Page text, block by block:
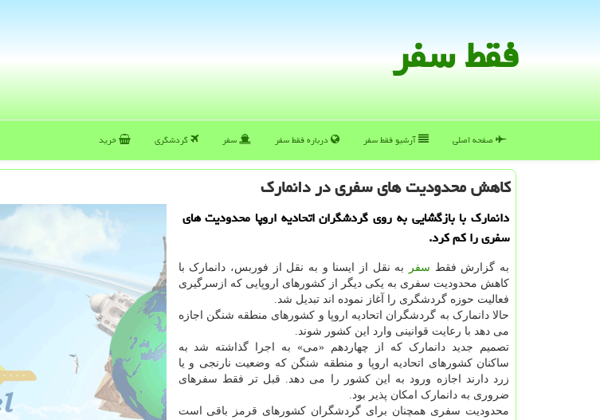
فقط سفر
صفحه اصلی آرشیو فقط سفر درباره فقط سفر سفر گردشگری خرید
كاهش محدودیت های سفری در دانمارك
دانمارک با بازگشایی به روی گردشگران اتحادیه اروپا محدودیت های
سفری را کم کرد.
به گزارش فقط سفر
به نقل از ایسنا و به نقل از فوربس، دانمارک با
کاهش محدودیت سفری به یکی دیگر از کشورهای اروپایی که ازسرگیری
فعالیت حوزه گردشگری را آغاز نموده اند تبدیل شد.
حالا دانمارک به گردشگران اتحادیه اروپا و کشورهای منطقه شنگن اجازه
می دهد با رعایت قوانینی وارد این کشور شوند.
تصمیم جدید دانمارک که از چهاردهم «می» به اجرا گذاشته شد به
ساکنان کشورهای اتحادیه اروپا و منطقه شنگن که وضعیت نارنجی و یا
زرد دارند اجازه ورود به این کشور را می دهد. قبل تر فقط سفرهای
ضروری به دانمارک امکان پذیر بود.
محدودیت سفری همچنان برای گردشگران کشورهای قرمز باقی است